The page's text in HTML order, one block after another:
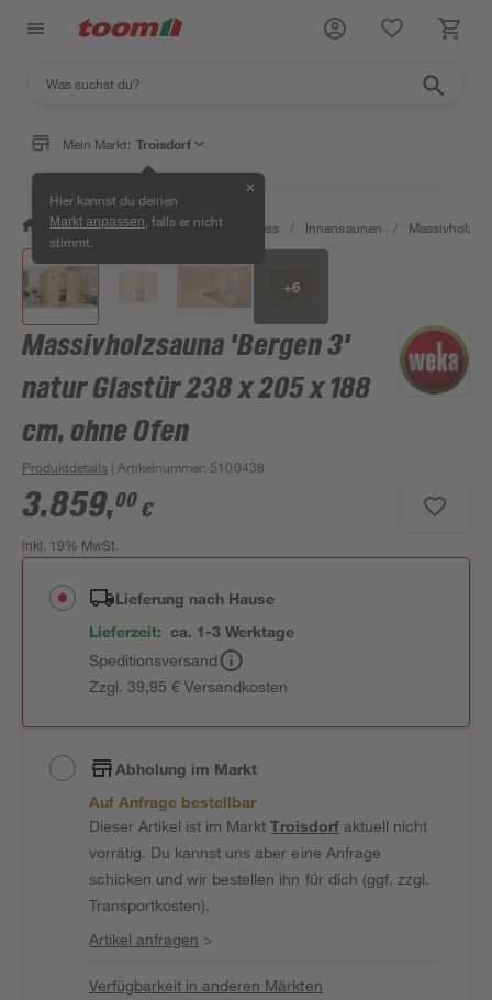
Mein Markt: Troisdorf
Hier kannst du deinen
Markt anpassen , falls er nicht
stimmt.
✕
/ Bad & Sanitär / Sauna & Wellness / Innensaunen /
+6
Massivholzsauna 'Bergen 3'
natur Glastür 238 x 205 x 188
cm, ohne Ofen
Produktdetails | Artikelnummer: 5100438
3.859,00 €
inkl. 19% MwSt.
Lieferung nach Hause
Lieferzeit: ca. 1-3 Werktage
Speditionsversand
Zzgl. 39,95 € Versandkosten
Abholung im Markt
Auf Anfrage bestellbar
Dieser Artikel ist im MarktTroisdorfaktuell nicht
vorrätig. Du kannst uns aber eine Anfrage
schicken und wir bestellen ihn für dich (ggf. zzgl.
Transportkosten).
Artikel anfragen >
Verfügbarkeit in anderen Märkten